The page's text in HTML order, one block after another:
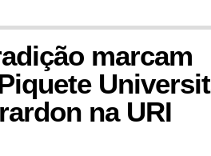
marcam
na URI